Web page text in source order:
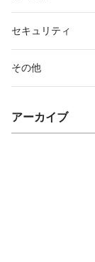
セキュリティ
その他
アーカイブ